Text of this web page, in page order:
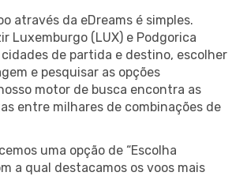
através da eDreams é simples.
Luxemburgo (LUX) e Podgorica
cidades de partida e destino, escolher
e pesquisar as opções
motor de busca encontra as
entre milhares de combinações de
uma opção de “Escolha
a qual destacamos os voos mais